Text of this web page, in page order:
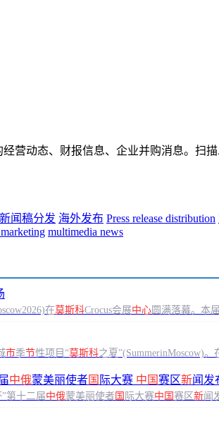
营动态、财报信息、企业并购消息。扫描
新闻稿分发 海外发布 Press release distribution
multimedia news
在莫斯科Crocus会展中心 圆满落幕。本
市季节性项目“莫斯科之夏”(SummerinMoscow)
中俄蒙美丽使者国 际大赛 中国赛区新闻发
第十二届中俄蒙美丽使者 国 际大赛中国 赛区新闻